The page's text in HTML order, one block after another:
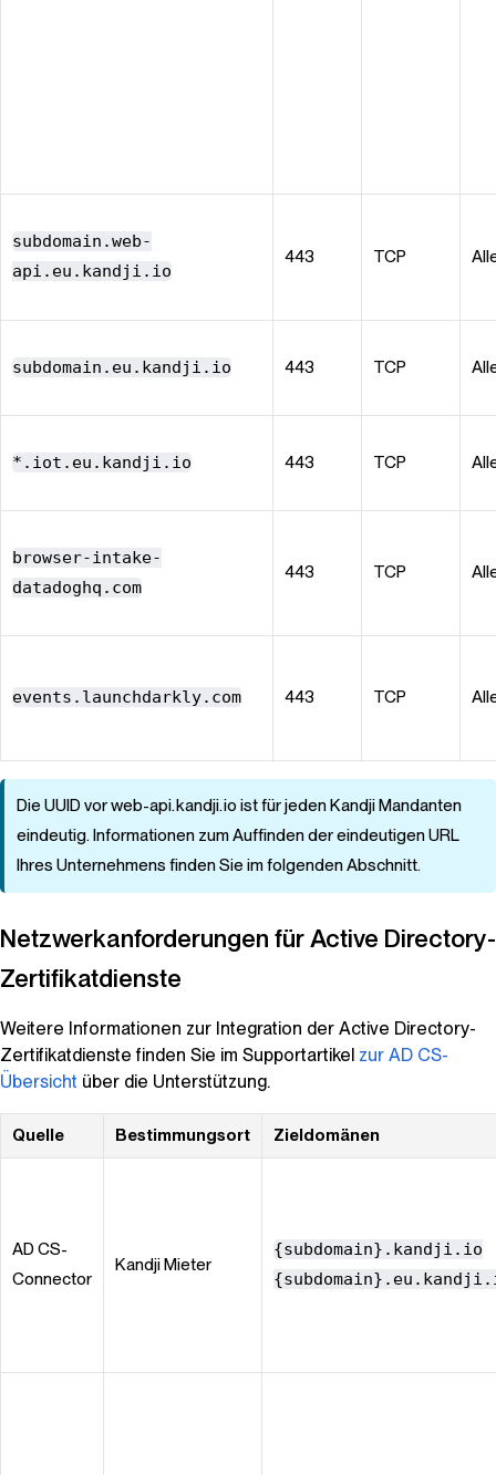
subdomain.web-
api.eu.kandji.io
443 TCP
subdomain.eu.kandji.io 443 TCP
*.iot.eu.kandji.io 443 TCP
browser-intake-
datadoghq.com
443 TCP
events.launchdarkly.com 443 TCP
Die UUID vor web-api.kandji.io ist für jedenKandjiMandanten
eindeutig. Informationen zum Auffinden der eindeutigen URL
Ihres Unternehmens finden Sie im folgenden Abschnitt.
Netzwerkanforderungen für Active Directory-
Zertifikatdienste
Weitere Informationen zur Integration der Active Directory-
Zertifikatdienste finden Sie im Supportartikel zur AD CS-
Übersicht über die Unterstützung.
Quelle Bestimmungsort Zieldomänen
AD CS-
Connector
KandjiMieter
{subdomain}.kandji.io